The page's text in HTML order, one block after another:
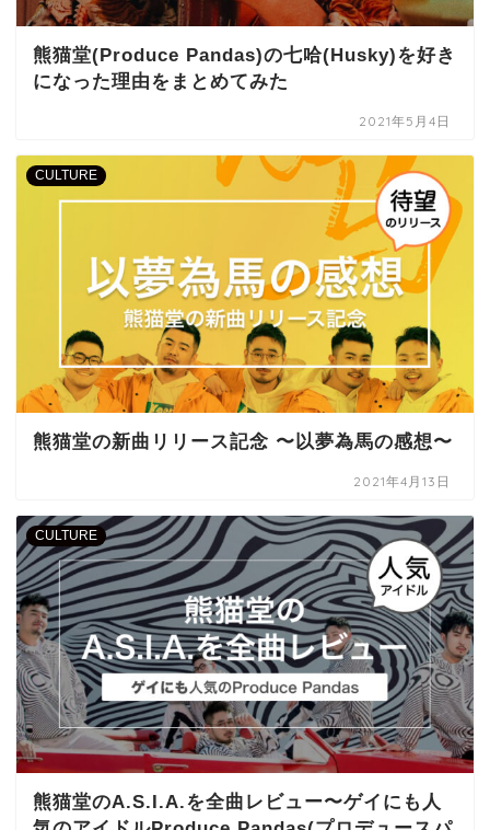
熊猫堂(Produce Pandas)の七哈(Husky)を好き
になった理由をまとめてみた
2021年5月4日
CULTURE
熊猫堂の新曲リリース記念 〜以夢為馬の感想〜
2021年4月13日
CULTURE
熊猫堂のA.S.I.A.を全曲レビュー〜ゲイにも人